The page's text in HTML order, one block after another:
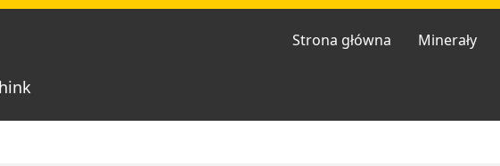
Strona główna Minerały